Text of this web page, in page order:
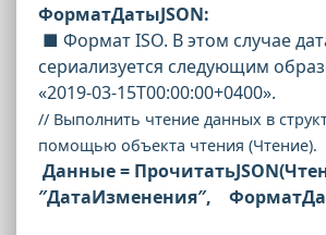
ФорматДатыJSON:
■ Формат ISO. В этом случае
сериализуется следующим
«2019-03-15T00:00:00+0400».
// Выполнить чтение данных в
помощью объекта чтения (Чтение).
Данные =
″ДатаИзменения″,